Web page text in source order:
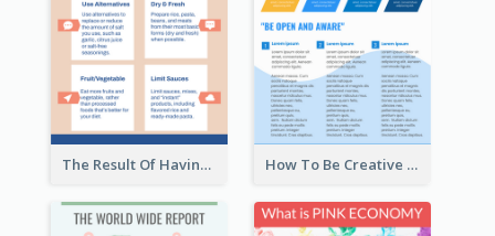
The Result Of Having Excessive Salt Infographic Design How To Be Creative Infographic